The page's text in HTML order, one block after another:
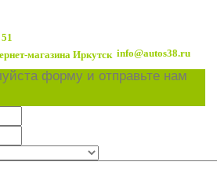
info@autos38.ru
форму и отправьте нам